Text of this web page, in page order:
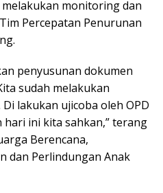
monitoring dan
Percepatan Penurunan
penyusunan dokumen
sudah melakukan
lakukan ujicoba oleh OPD
ini kita sahkan,” terang
Berencana,
dan Perlindungan Anak